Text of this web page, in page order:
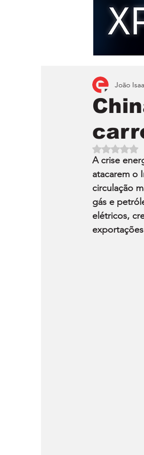
João
Avaliado
A crise
atacarem o
circulação
gás e
elétricos,